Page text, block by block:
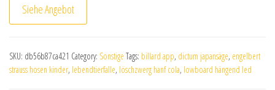
Siehe Angebot
SKU: db56b87ca421 Category: Sonstige Tags: billard app, dictum japansäge, engelbert
strauss hosen kinder, lebendtierfalle, löschzwerg hanf cola, lowboard hängend led